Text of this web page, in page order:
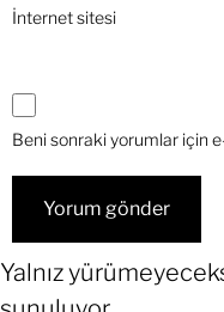
İnternet sitesi
Beni sonraki yorumlar için
Yalnız